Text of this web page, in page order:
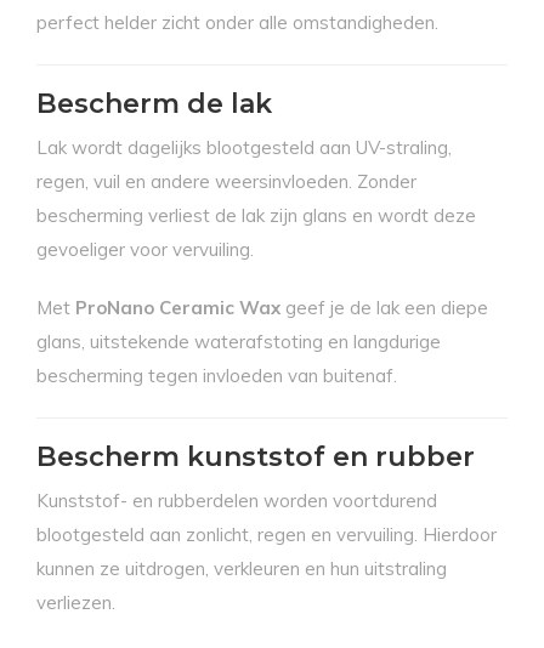
perfect helder zicht onder alle omstandigheden.
Bescherm de lak
Lak wordt dagelijks blootgesteld aan UV-straling,
regen, vuil en andere weersinvloeden. Zonder
bescherming verliest de lak zijn glans en wordt deze
gevoeliger voor vervuiling.
Met ProNano Ceramic Wax geef je de lak een diepe
glans, uitstekende waterafstoting en langdurige
bescherming tegen invloeden van buitenaf.
Bescherm kunststof en rubber
Kunststof- en rubberdelen worden voortdurend
blootgesteld aan zonlicht, regen en vervuiling. Hierdoor
kunnen ze uitdrogen, verkleuren en hun uitstraling
verliezen.